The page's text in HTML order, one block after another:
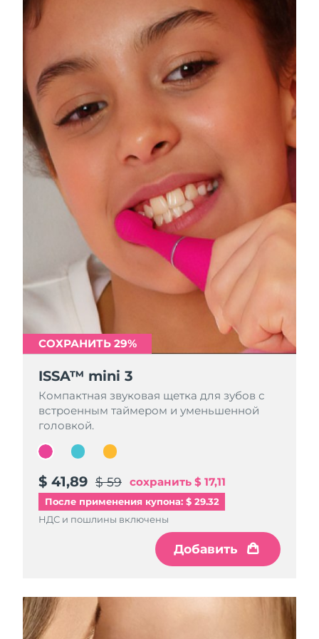
СОХРАНИТЬ 29%
ISSA™ mini 3
Компактная звуковая щетка для зубов с
встроенным таймером и уменьшенной
головкой.
$ 41,89 $ 59 сохранить $ 17,11
После применения купона: $ 29.32
НДС и пошлины включены
Добавить
СОХРАНИТЬ 29%
ISSA™ mini 3
Компактная звуковая щетка для зубов с
встроенным таймером и уменьшенной
головкой.
$ 41,89 $ 59 сохранить $ 17,11
НДС и пошлины включены
Добавить
СОХРАНИТЬ 29%
ISSA™ mini 3
Компактная звуковая щетка для зубов с
встроенным таймером и уменьшенной
головкой.
$ 41,89 $ 59 сохранить $ 17,11
НДС и пошлины включены
Добавить